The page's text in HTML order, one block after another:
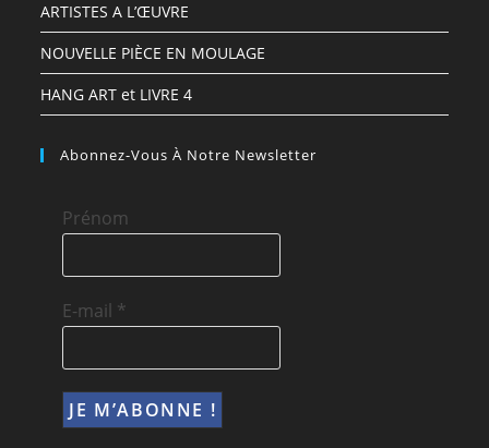
ARTISTES A L’ŒUVRE
NOUVELLE PIÈCE EN MOULAGE
HANG ART et LIVRE 4
Abonnez-Vous À Notre Newsletter
Prénom
E-mail *